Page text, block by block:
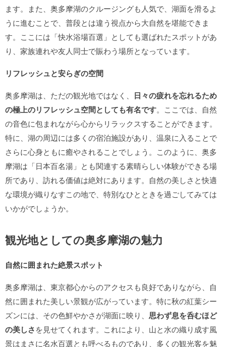
ます。また、奥多摩湖のクルージングも人気で、湖面を滑るよ
うに進むことで、普段とは違う視点から大自然を堪能できま
す。ここには「快水浴場百選」としても選ばれたスポットがあ
り、家族連れや友人同士で賑わう場所となっています。
リフレッシュと安らぎの空間
奥多摩湖は、ただの観光地ではなく、 日々の疲れを忘れるため
の極上のリフレッシュ空間としても有名です。ここでは、自然
の音色に包まれながら心からリラックスすることができます。
特に、湖の周辺には多くの宿泊施設があり、温泉に入ることで
さらに心身ともに癒やされることでしょう。このように、奥多
摩湖は「日本百名湯」とも関連する素晴らしい体験ができる場
所であり、訪れる価値は絶対にあります。自然の美しさと快適
な環境が織りなすこの地で、特別なひとときを過ごしてみては
いかがでしょうか。
観光地としての奥多摩湖の魅力
自然に囲まれた絶景スポット
奥多摩湖は、東京都心からのアクセスも良好でありながら、自
然に囲まれた美しい景観が広がっています。特に秋の紅葉シー
ズンには、その色鮮やかさが湖面に映り、 思わず息を呑むほど
の美しさを見せてくれます。これにより、山と水の織り成す風
景はまさに名水百選とも呼べるものであり、多くの観光客を魅